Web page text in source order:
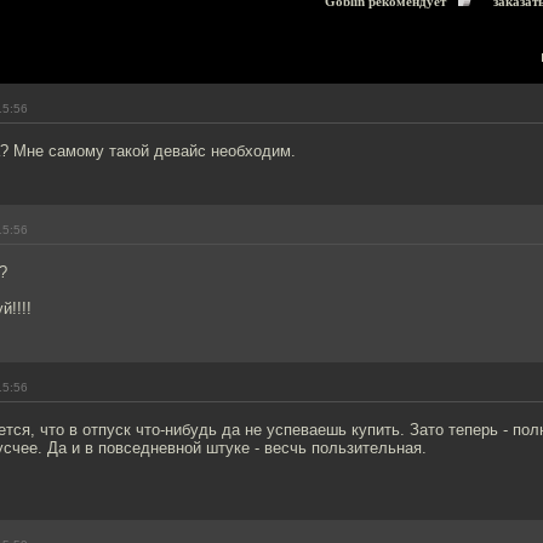
Мне самому такой девайс необходим.
что в отпуск что-нибудь да не успеваешь купить. Зато теперь -
Да и в повседневной штуке - весчь пользительная.